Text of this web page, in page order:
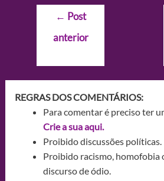
Navegação
Post
← Post
anterior
REGRAS DOS COMENTÁRIOS:
Para comentar é preciso ter
Crie a sua aqui.
Proibido discussões políticas.
Proibido racismo, homofobia
discurso de ódio.